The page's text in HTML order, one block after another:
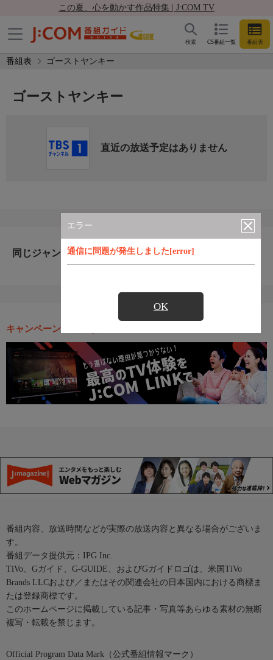
この夏、心を動かす作品特集 | J:COM TV
CS番組一覧 番組表
検索
番組表 ゴーストヤンキー
エラー
通信に問題が発生しました[error]
OK
ゴーストヤンキー
直近の放送予定はありません
同じジャンルのおすすめ番組
キャンペーン・お得な情報
番組内容、放送時間などが実際の放送内容と異なる場合がございま
す。
番組データ提供元：IPG Inc.
TiVo、Gガイド、G-GUIDE、およびGガイドロゴは、米国TiVo
Brands LLCおよび／またはその関連会社の日本国内における商標ま
たは登録商標です。
このホームページに掲載している記事・写真等あらゆる素材の無断
複写・転載を禁じます。
Official Program Data Mark（公式番組情報マーク）